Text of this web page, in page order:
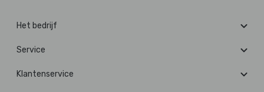
Het bedrijf
Service
Klantenservice